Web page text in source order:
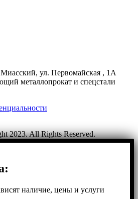
ул. Первомайская , 1А
металлопрокат и спецстали
2023. All Rights Reserved.
наличие, цены и услуги